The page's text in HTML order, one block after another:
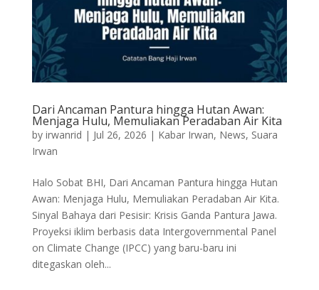
Dari Ancaman Pantura hingga Hutan Awan:
Menjaga Hulu, Memuliakan Peradaban Air Kita
by irwanrid | Jul 26, 2026 | Kabar Irwan, News, Suara
Irwan
Halo Sobat BHI, Dari Ancaman Pantura hingga Hutan
Awan: Menjaga Hulu, Memuliakan Peradaban Air Kita.
Sinyal Bahaya dari Pesisir: Krisis Ganda Pantura Jawa.
Proyeksi iklim berbasis data Intergovernmental Panel
on Climate Change (IPCC) yang baru-baru ini
ditegaskan oleh...